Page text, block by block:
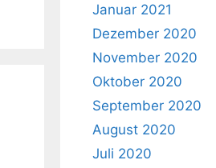
Januar 2021
Dezember 2020
November 2020
Oktober 2020
September 2020
August 2020
Juli 2020